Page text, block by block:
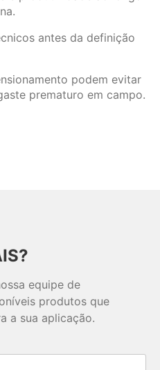
antes da definição
podem evitar
prematuro em campo.
equipe de
produtos que
a sua aplicação.